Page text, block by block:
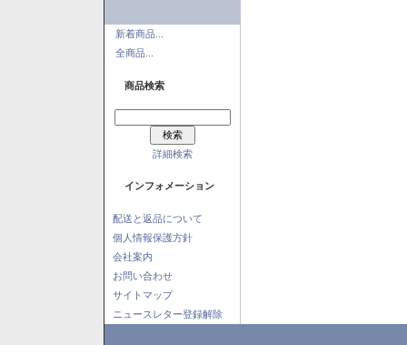
新着商品...
全商品...
商品検索
詳細検索
インフォメーション
配送と返品について
個人情報保護方針
会社案内
お問い合わせ
サイトマップ
ニュースレター登録解除